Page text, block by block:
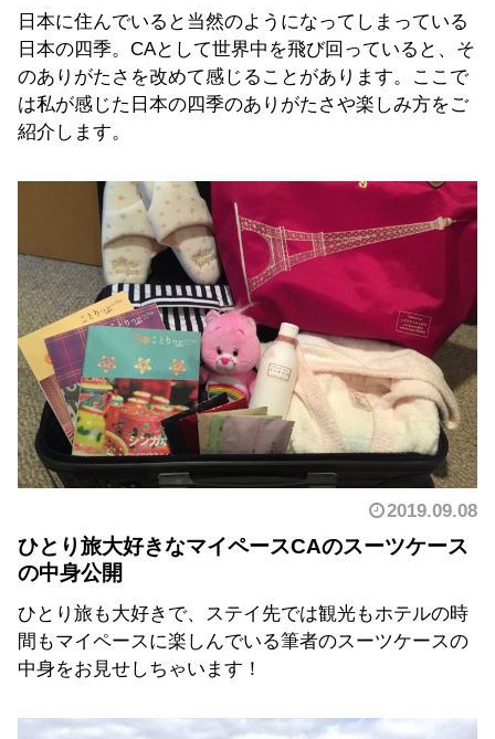
日本に住んでいると当然のようになってしまっている
日本の四季。CAとして世界中を飛び回っていると、そ
のありがたさを改めて感じることがあります。ここで
は私が感じた日本の四季のありがたさや楽しみ方をご
紹介します。
2019.09.08
ひとり旅大好きなマイペースCAのスーツケース
の中身公開
ひとり旅も大好きで、ステイ先では観光もホテルの時
間もマイペースに楽しんでいる筆者のスーツケースの
中身をお見せしちゃいます！